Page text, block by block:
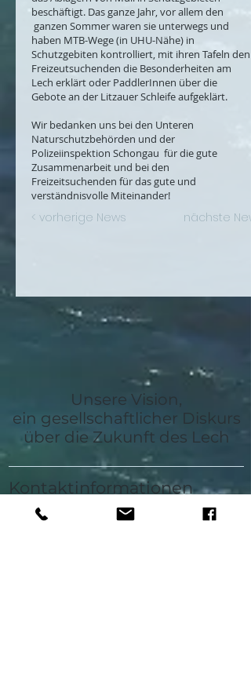
beschäftigt. Das ganze Jahr, vor allem den
ganzen Sommer waren sie unterwegs und
haben MTB-Wege (in UHU-Nähe) in
Schutzgebiten kontrolliert, mit ihren Tafeln den
Freizeutsuchenden die Besonderheiten am
Lech erklärt oder PaddlerInnen über die
Gebote an der Litzauer Schleife aufgeklärt.
Wir bedanken uns bei den Unteren
Naturschutzbehörden und der
Polizeiinspektion Schongau für die gute
Zusammenarbeit und bei den
Freizeitsuchenden für das gute und
verständnisvolle Miteinander!
< vorherige News nächste
Unsere Vision,
ein gesellschaftlicher Diskurs
über die Zukunft des Lech
Kontaktinformationen